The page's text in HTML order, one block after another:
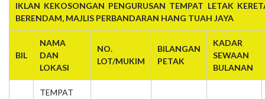
IKLAN KEKOSONGAN PENGURUSAN TEMPAT LETAK
BERENDAM, MAJLIS PERBANDARAN HANG TUAH JAYA
BIL
NAMA
DAN
LOKASI
NO.
LOT/MUKIM
BILANGAN
PETAK
KADAR
SEWAAN
BULANAN
TEMPAT